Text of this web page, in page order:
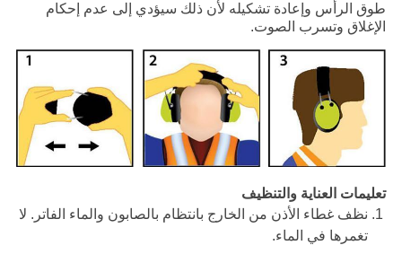
طوق الرأس وإعادة تشكيله لأن ذلك سيؤدي إلى عدم إحكام
الإغلاق وتسرب الصوت.
تعليمات العناية والتنظيف
نظف غطاء الأذن من الخارج بانتظام بالصابون والماء الفاتر. لا
تغمرها في الماء.